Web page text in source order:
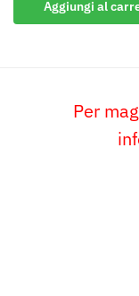
originale
era:
è:
Aggiungi al
Per